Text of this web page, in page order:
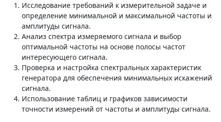
Исследование требований к измерительной задаче и
определение минимальной и максимальной частоты и
амплитуды сигнала.
Анализ спектра измеряемого сигнала и выбор
оптимальной частоты на основе полосы частот
интересующего сигнала.
Проверка и настройка спектральных характеристик
генератора для обеспечения минимальных искажений
сигнала.
Использование таблиц и графиков зависимости
точности измерений от частоты и амплитуды сигнала.